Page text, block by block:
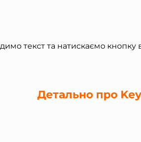
текст та натискаємо кнопку
Детально про